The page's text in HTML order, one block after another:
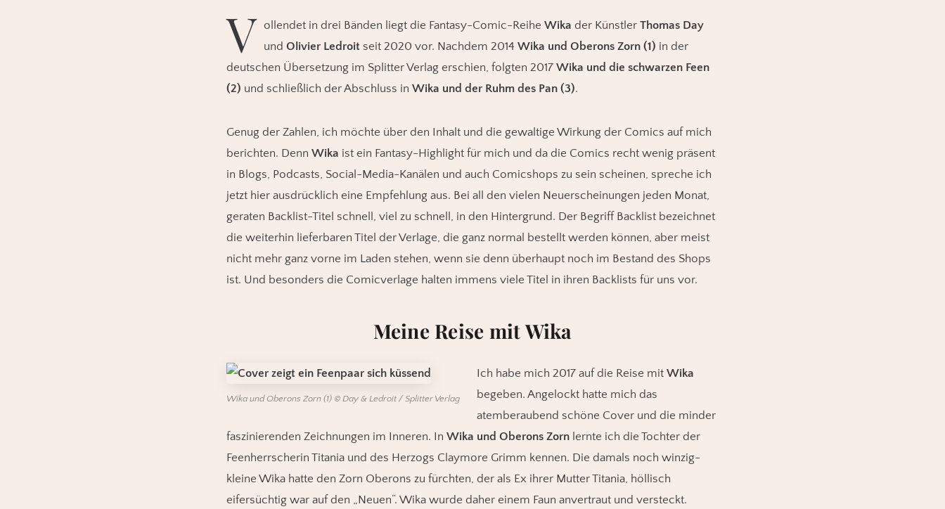
V ollendet in drei Bänden liegt die Fantasy-Comic-Reihe Wika der Künstler Thomas Day
und Olivier Ledroit seit 2020 vor. Nachdem 2014 Wika und Oberons Zorn (1) in der
deutschen Übersetzung im Splitter Verlag erschien, folgten 2017 Wika und die schwarzen Feen
(2) und schließlich der Abschluss in Wika und der Ruhm des Pan (3).
Genug der Zahlen, ich möchte über den Inhalt und die gewaltige Wirkung der Comics auf mich
berichten. Denn Wika ist ein Fantasy-Highlight für mich und da die Comics recht wenig präsent
in Blogs, Podcasts, Social-Media-Kanälen und auch Comicshops zu sein scheinen, spreche ich
jetzt hier ausdrücklich eine Empfehlung aus. Bei all den vielen Neuerscheinungen jeden Monat,
geraten Backlist-Titel schnell, viel zu schnell, in den Hintergrund. Der Begriff Backlist bezeichnet
die weiterhin lieferbaren Titel der Verlage, die ganz normal bestellt werden können, aber meist
nicht mehr ganz vorne im Laden stehen, wenn sie denn überhaupt noch im Bestand des Shops
ist. Und besonders die Comicverlage halten immens viele Titel in ihren Backlists für uns vor.
Meine Reise mit Wika
Wika und Oberons Zorn (1) © Day & Ledroit / Splitter Verlag
Ich habe mich 2017 auf die Reise mit Wika
begeben. Angelockt hatte mich das
atemberaubend schöne Cover und die minder
faszinierenden Zeichnungen im Inneren. In Wika und Oberons Zorn lernte ich die Tochter der
Feenherrscherin Titania und des Herzogs Claymore Grimm kennen. Die damals noch winzig-
kleine Wika hatte den Zorn Oberons zu fürchten, der als Ex ihrer Mutter Titania, höllisch
eifersüchtig war auf den „Neuen“. Wika wurde daher einem Faun anvertraut und versteckt.